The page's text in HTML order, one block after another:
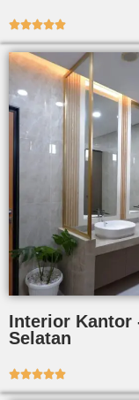

Interior Kantor
Selatan
